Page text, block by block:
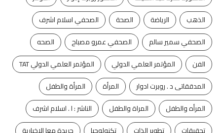
الذهب
الرياضة الصحة
الصحفي اسلام اشرف
الصحفي سمير سالم
الصحفي عمرو مصباح
الصحه
الفن
المؤتمر العلمي الدولي
المؤتمر العلمي الدولي TAT
المدققاتى د . روبرت ادوار
المرأة
المرأة والطفل
المرأه والطفل
المراة والطفل
الناشر : ا . اسلام اشرف